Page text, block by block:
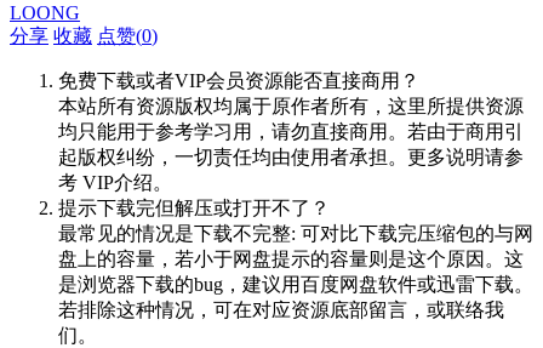
LOONG
分享 收藏 点赞(0)
免费下载或者VIP会员资源能否直接商用？
本站所有资源版权均属于原作者所有，这里所提供资源
均只能用于参考学习用，请勿直接商用。若由于商用引
起版权纠纷，一切责任均由使用者承担。更多说明请参
考 VIP介绍。
提示下载完但解压或打开不了？
最常见的情况是下载不完整: 可对比下载完压缩包的与网
盘上的容量，若小于网盘提示的容量则是这个原因。这
是浏览器下载的bug，建议用百度网盘软件或迅雷下载。
若排除这种情况，可在对应资源底部留言，或联络我
们。